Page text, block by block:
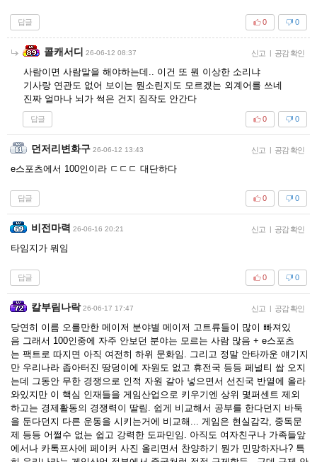
답글 0
0
콜캐서디 26-06-12 08:37 신고 | 공감 확인
사람이면 사람말을 해야하는데.. 이건 또 뭔 이상한 소리냐
기사랑 연관도 없어 보이는 뭔소린지도 모르겠는 외계어를 쓰네
진짜 얼마나 뇌가 썩은 건지 짐작도 안간다
답글 0
0
던저리변화구 26-06-12 13:43 신고 | 공감 확인
e스포츠에서 100인이라 ㄷㄷㄷ 대단하다
답글 0
0
비전마력 26-06-16 20:21 신고 | 공감 확인
타임지가 뭐임
답글 0
0
칼부림나락 26-06-17 17:47 신고 | 공감 확인
당연히 이름 오를만한 메이저 분야별 메이저 고트류들이 많이 빠져있
음 그래서 100인중에 자주 안보던 분야는 모르는 사람 많음 + e스포츠
는 팩트로 따지면 아직 여전히 하위 문화임. 그리고 정말 안타까운 얘기지
만 우리나라 좁아터진 땅덩이에 자원도 없고 휴전국 등등 페널티 쌉 오지
는데 그동안 무한 경쟁으로 인적 자원 갈아 넣으면서 선진국 반열에 올라
와있지만 이 핵심 인재들을 게임산업으로 키우기엔 상위 몇퍼센트 제외
하고는 경제활동의 경쟁력이 딸림. 쉽게 비교해서 공부를 한다던지 바둑
을 둔다던지 다른 운동을 시키는거에 비교해... 게임은 현실감각, 중독문
제 등등 어쩔수 없는 쉽고 강력한 도파민임. 아직도 여자친구나 가족들앞
에서나 카톡프사에 페이커 사진 올리면서 찬양하기 뭔가 민망하자나? 특